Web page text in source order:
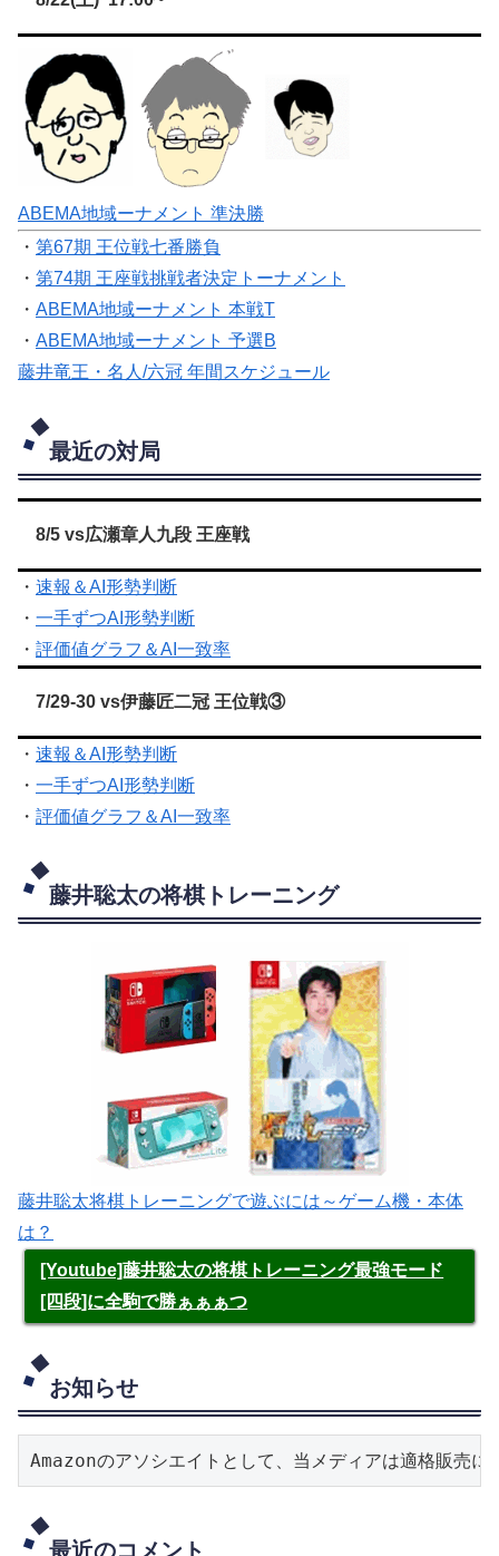
ABEMA地域ーナメント 準決勝
・ 第67期 王位戦七番勝負
・ 第74期 王座戦挑戦者決定トーナメント
・ ABEMA地域ーナメント 本戦T
・ ABEMA地域ーナメント 予選B
藤井竜王・名人/六冠 年間スケジュール
最近の対局
8/5 vs広瀬章人九段 王座戦
・ 速報＆AI形勢判断
・ 一手ずつAI形勢判断
・ 評価値グラフ＆AI一致率
7/29-30 vs伊藤匠二冠 王位戦③
・ 速報＆AI形勢判断
・ 一手ずつAI形勢判断
・ 評価値グラフ＆AI一致率
藤井聡太の将棋トレーニング
藤井聡太将棋トレーニングで遊ぶには～ゲーム機・本体
は？
[Youtube]藤井聡太の将棋トレーニング最強モード
[四段]に全駒で勝ぁぁぁつ
お知らせ
Amazonのアソシエイトとして、当メディアは適格販売に
最近のコメント